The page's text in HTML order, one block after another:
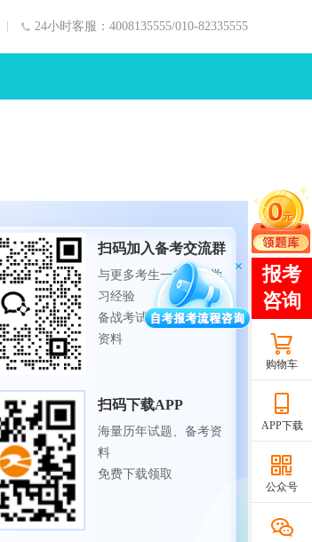
24小时客服：4008135555/010-82335555
扫码加入备考交流群
与更多考生一起交流学
习经验
备战考试，获取试题及
资料
扫码下载APP
海量历年试题、备考资
料
免费下载领取
购物车
APP下载
公众号